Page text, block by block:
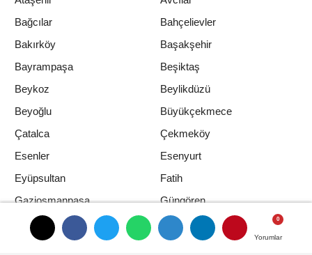
Yorumlar
Yorumlar
Bağcılar
Bahçelievler
Bakırköy
Başakşehir
Bayrampaşa
Beşiktaş
Beykoz
Beylikdüzü
Beyoğlu
Büyükçekmece
Çatalca
Çekmeköy
Esenler
Esenyurt
Eyüpsultan
Fatih
Gaziosmanpaşa
Güngören
Kadıköy
Kağıthane